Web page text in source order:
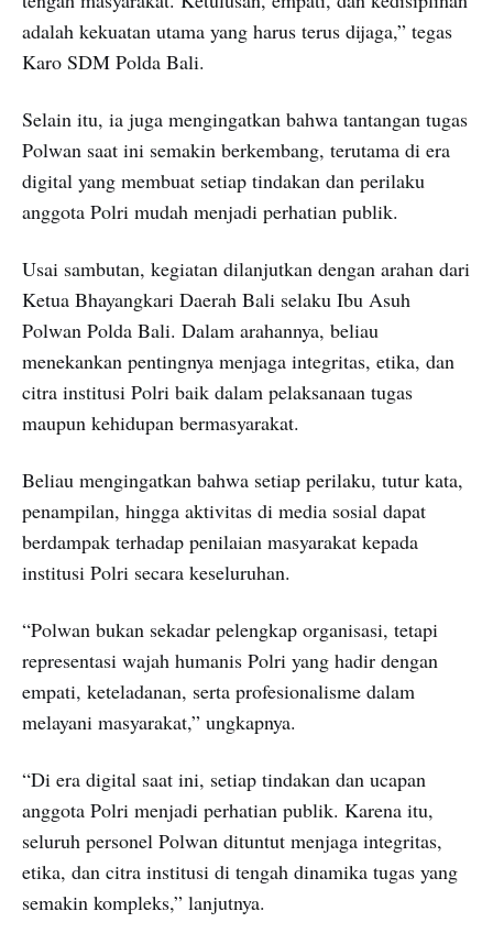
adalah kekuatan utama yang harus terus dijaga,” tegas
Karo SDM Polda Bali.
Selain itu, ia juga mengingatkan bahwa tantangan tugas
Polwan saat ini semakin berkembang, terutama di era
digital yang membuat setiap tindakan dan perilaku
anggota Polri mudah menjadi perhatian publik.
Usai sambutan, kegiatan dilanjutkan dengan arahan dari
Ketua Bhayangkari Daerah Bali selaku Ibu Asuh
Polwan Polda Bali. Dalam arahannya, beliau
menekankan pentingnya menjaga integritas, etika, dan
citra institusi Polri baik dalam pelaksanaan tugas
maupun kehidupan bermasyarakat.
Beliau mengingatkan bahwa setiap perilaku, tutur kata,
penampilan, hingga aktivitas di media sosial dapat
berdampak terhadap penilaian masyarakat kepada
institusi Polri secara keseluruhan.
“Polwan bukan sekadar pelengkap organisasi, tetapi
representasi wajah humanis Polri yang hadir dengan
empati, keteladanan, serta profesionalisme dalam
melayani masyarakat,” ungkapnya.
“Di era digital saat ini, setiap tindakan dan ucapan
anggota Polri menjadi perhatian publik. Karena itu,
seluruh personel Polwan dituntut menjaga integritas,
etika, dan citra institusi di tengah dinamika tugas yang
semakin kompleks,” lanjutnya.